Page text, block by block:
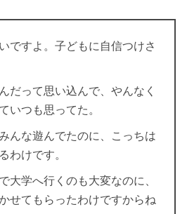
ですよ。子どもに自信つけさ
だって思い込んで、やんなく
いつも思ってた。
んな遊んでたのに、こっちは
わけです。
大学へ行くのも大変なのに、
せてもらったわけですからね